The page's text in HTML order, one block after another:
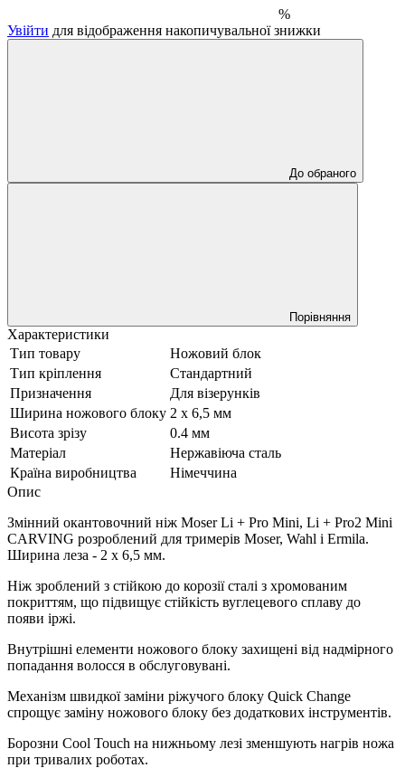
%
Увійти для відображення накопичувальної знижки
До обраного
Порівняння
Характеристики
Тип товару
Ножовий блок
Тип кріплення
Стандартний
Призначення
Для візерунків
Ширина ножового блоку 2 х 6,5 мм
Висота зрізу
0.4 мм
Матеріал
Нержавіюча сталь
Країна виробництва
Німеччина
Опис
Змінний окантовочний ніж Moser Li + Pro Mini, Li + Pro2 Mini
CARVING розроблений для тримерів Moser, Wahl і Ermila.
Ширина леза - 2 х 6,5 мм.
Ніж зроблений з стійкою до корозії сталі з хромованим
покриттям, що підвищує стійкість вуглецевого сплаву до
появи іржі.
Внутрішні елементи ножового блоку захищені від надмірного
попадання волосся в обслуговувані.
Механізм швидкої заміни ріжучого блоку Quick Change
спрощує заміну ножового блоку без додаткових інструментів.
Борозни Cool Touch на нижньому лезі зменшують нагрів ножа
при тривалих роботах.